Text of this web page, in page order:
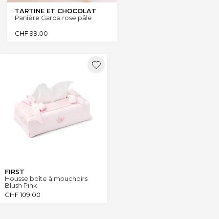
TARTINE ET CHOCOLAT
Panière Garda rose pâle
CHF99.00
FIRST
Housse boîte à mouchoirs
Blush Pink
CHF109.00